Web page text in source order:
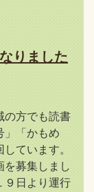
りました
の方でも読書
」「かもめ
ています。
を募集しまし
９日より運行